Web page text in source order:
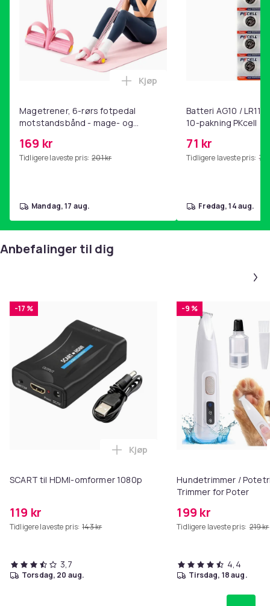
Polyuretan (PU)
Vekt
153
Vekt, gram
Produktsikkerhetsinformasjon
Magetrener, 6-rørs fotpedal
motstandsbånd - mage- og
hjemmegymnastikk Pink
169 kr
Tidligere laveste pris: 201 kr
Legg Magetrener, 6-rørs
Kjøp
mandag, 17 aug.
Batteri AG10 /
10-pakning PKcell
71 kr
Tidligere laveste pris: 76
fredag, 14 aug.
Anbefalinger til dig
-17 %
SCART til HDMI-omformer 1080p
119 kr
Tidligere laveste pris: 143 kr
Legg SCART til HDMI-omformer
Kjøp
3,7
torsdag, 20 aug.
-9 %
Hundetrimmer /
Trimmer for Poter
199 kr
Tidligere laveste pris: 219 kr
4,4
tirsdag, 18 aug.